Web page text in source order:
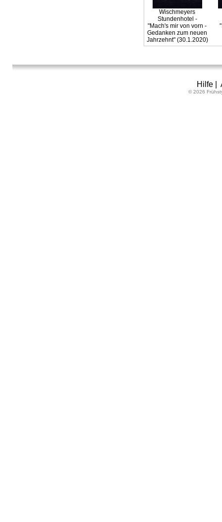
Wischmeyers
Stundenhotel -
"Mach's mir von vorn -
Gedanken zum neuen
Jahrzehnt" (30.1.2020)
Hilfe|
© 2026